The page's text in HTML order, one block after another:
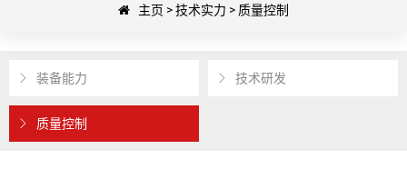
主页 >技术实力 > 质量控制
装备能力 技术研发
质量控制